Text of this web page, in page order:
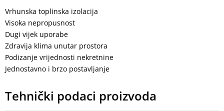
Vrhunska toplinska izolacija
Visoka nepropusnost
Dugi vijek uporabe
Zdravija klima unutar prostora
Podizanje vrijednosti nekretnine
Jednostavno i brzo postavljanje
Tehnički podaci proizvoda